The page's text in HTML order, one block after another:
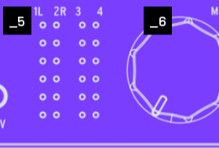
5 6